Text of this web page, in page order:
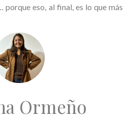
porque eso, al final, es lo que más
Ormeño